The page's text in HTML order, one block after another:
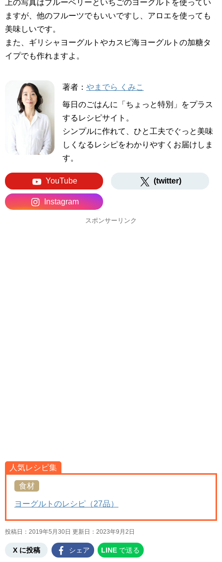
上の写真はブルーベリーといちごのヨーグルトを使ってい
ますが、他のフルーツでもいいですし、アロエを使っても
美味しいです。
また、ギリシャヨーグルトやカスピ海ヨーグルトの加糖タ
イプでも作れますよ。
著者： やまでら くみこ
毎日のごはんに「ちょっと特別」をプラス
するレシピサイト。
シンプルに作れて、ひと工夫でぐっと美味
しくなるレシピをわかりやすくお届けしま
す。
YouTube (twitter)
Instagram
スポンサーリンク
人気レシピ集
食材
ヨーグルトのレシピ（27品）
投稿日：2019年5月30日 更新日： 2023年9月2日
X に投稿 シェア LINE で送る